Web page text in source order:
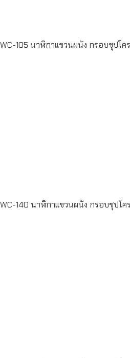
WC-105 นาฬิกาแขวนผนัง กรอบชุปโค
WC-140 นาฬิกาแขวนผนัง กรอบชุปโค